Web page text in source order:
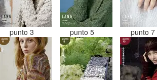
punto 3 punto 5 punto 7